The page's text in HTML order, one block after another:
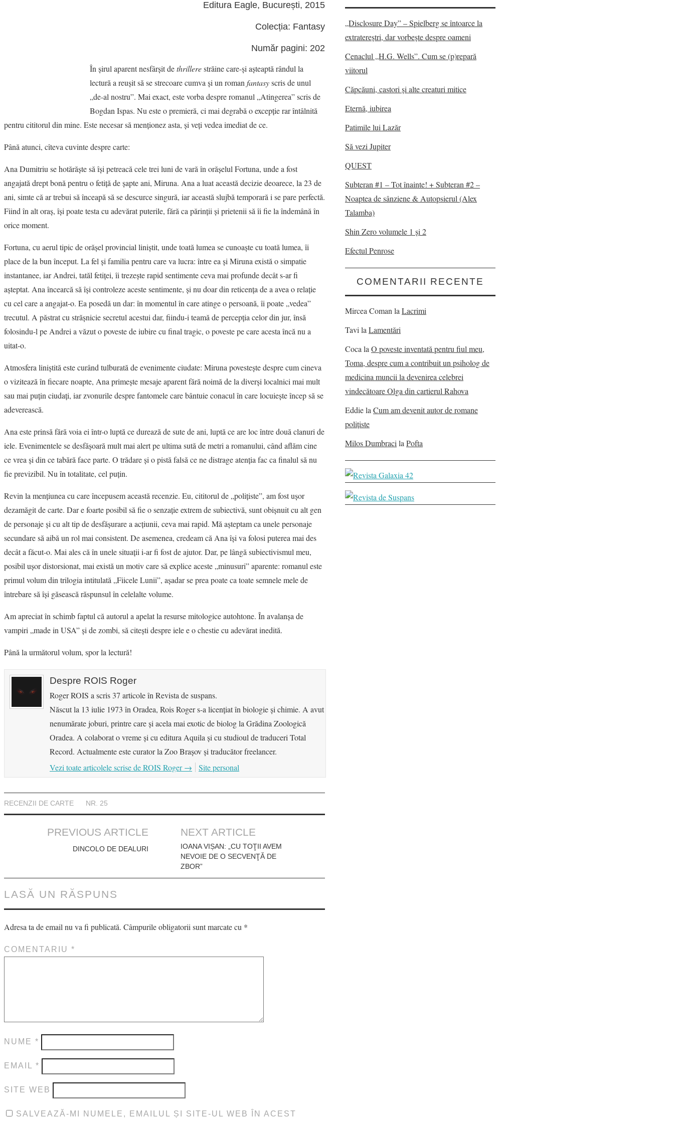
Editura Eagle, București, 2015
Colecția: Fantasy
Număr pagini: 202
În şirul aparent nesfârşit dethrillerestrăine care-şi aşteaptă rândul la
lectură a reuşit să se strecoare cumva şi un romanfantasyscris de unul
„de-al nostru”. Mai exact, este vorba despre romanul „Atingerea” scris de
Bogdan Ispas. Nu este o premieră, ci mai degrabă o excepţie rar întâlnită
pentru cititorul din mine. Este necesar să menţionez asta, şi veţi vedea imediat de ce.
Până atunci, cîteva cuvinte despre carte:
Ana Dumitriu se hotărăşte să îşi petreacă cele trei luni de vară în orăşelul Fortuna, unde a fost
angajată drept bonă pentru o fetiţă de şapte ani, Miruna. Ana a luat această decizie deoarece, la 23 de
ani, simte că ar trebui să înceapă să se descurce singură, iar această slujbă temporară i se pare perfectă.
Fiind în alt oraş, îşi poate testa cu adevărat puterile, fără ca părinţii şi prietenii să îi fie la îndemână în
orice moment.
Fortuna, cu aerul tipic de orăşel provincial liniştit, unde toată lumea se cunoaşte cu toată lumea, îi
place de la bun început. La fel şi familia pentru care va lucra: între ea şi Miruna există o simpatie
instantanee, iar Andrei, tatăl fetiței, îi trezeşte rapid sentimente ceva mai profunde decât s-ar fi
aşteptat. Ana încearcă să îşi controleze aceste sentimente, şi nu doar din reticenţa de a avea o relaţie
cu cel care a angajat-o. Ea posedă un dar: în momentul în care atinge o persoană, îi poate „vedea”
trecutul. A păstrat cu străşnicie secretul acestui dar, fiindu-i teamă de percepția celor din jur, însă
folosindu-l pe Andrei a văzut o poveste de iubire cu final tragic, o poveste pe care acesta încă nu a
uitat-o.
Atmosfera liniştită este curând tulburată de evenimente ciudate: Miruna povesteşte despre cum cineva
o vizitează în fiecare noapte, Ana primeşte mesaje aparent fără noimă de la diverşi localnici mai mult
sau mai puţin ciudaţi, iar zvonurile despre fantomele care bântuie conacul în care locuieşte încep să se
adeverească.
Ana este prinsă fără voia ei într-o luptă ce durează de sute de ani, luptă ce are loc între două clanuri de
iele. Evenimentele se desfăşoară mult mai alert pe ultima sută de metri a romanului, când aflăm cine
ce vrea şi din ce tabără face parte. O trădare şi o pistă falsă ce ne distrage atenţia fac ca finalul să nu
fie previzibil. Nu în totalitate, cel puţin.
Revin la menţiunea cu care începusem această recenzie. Eu, cititorul de „poliţiste”, am fost uşor
dezamăgit de carte. Dar e foarte posibil să fie o senzaţie extrem de subiectivă, sunt obişnuit cu alt gen
de personaje şi cu alt tip de desfăşurare a acţiunii, ceva mai rapid. Mă aşteptam ca unele personaje
secundare să aibă un rol mai consistent. De asemenea, credeam că Ana îşi va folosi puterea mai des
decât a făcut-o. Mai ales că în unele situaţii i-ar fi fost de ajutor. Dar, pe lângă subiectivismul meu,
posibil uşor distorsionat, mai există un motiv care să explice aceste „minusuri” aparente: romanul este
primul volum din trilogia intitulată „Fiicele Lunii”, aşadar se prea poate ca toate semnele mele de
întrebare să îşi găsească răspunsul în celelalte volume.
Am apreciat în schimb faptul că autorul a apelat la resurse mitologice autohtone. În avalanşa de
vampiri „made in USA” şi de zombi, să citeşti despre iele e o chestie cu adevărat inedită.
Până la următorul volum, spor la lectură!
Despre ROIS Roger
Roger ROIS a scris 37 articole în Revista de suspans.
Născut la 13 iulie 1973 în Oradea, Rois Roger s-a licenţiat în biologie şi chimie. A avut
nenumărate joburi, printre care şi acela mai exotic de biolog la Grădina Zoologică
Oradea. A colaborat o vreme şi cu editura Aquila şi cu studioul de traduceri Total
Record. Actualmente este curator la Zoo Brașov şi traducător freelancer.
Vezi toate articolele scrise de ROIS Roger→ Site personal
RECENZII DE CARTE NR. 25
PREVIOUS ARTICLE
DINCOLO DE DEALURI
NEXT ARTICLE
IOANA VIȘAN: „CU TOŢII AVEM
NEVOIE DE O SECVENŢĂ DE
ZBOR”
LASĂ UN RĂSPUNS
Adresa ta de email nu va fi publicată. Câmpurile obligatorii sunt marcate cu *
COMENTARIU *
NUME *
EMAIL *
SITE WEB
SALVEAZĂ-MI NUMELE, EMAILUL ȘI SITE-UL WEB ÎN ACEST
„Disclosure Day” – Spielberg se întoarce la
extratereștri, dar vorbește despre oameni
Cenaclul „H.G. Wells”. Cum se (p)repară
viitorul
Căpcăuni, castori și alte creaturi mitice
Eternă, iubirea
Patimile lui Lazăr
Să vezi Jupiter
QUEST
Subteran #1 – Tot înainte! + Subteran #2 –
Noaptea de sânziene & Autopsierul (Alex
Talamba)
Shin Zero volumele 1 și 2
Efectul Penrose
COMENTARII RECENTE
Mircea Coman la Lacrimi
Tavi la Lamentări
Coca la O poveste inventată pentru fiul meu,
Toma, despre cum a contribuit un psiholog de
medicina muncii la devenirea celebrei
vindecătoare Olga din cartierul Rahova
Eddiela Cum am devenit autor de romane
polițiste
Milos Dumbraci la Pofta